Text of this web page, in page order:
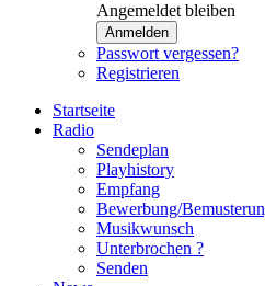
Angemeldet bleiben
Anmelden
Passwort vergessen?
Registrieren
Startseite
Radio
Sendeplan
Playhistory
Empfang
Bewerbung/
Musikwunsch
Unterbrochen ?
Senden